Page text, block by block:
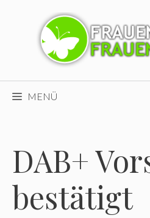
MENÜ
DAB+
bestätigt